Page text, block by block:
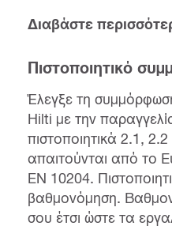
Διαβάστε
Πιστοποιητικό
Έλεγξε τη
Hilti με την
πιστοποιητικά 2.1,
απαιτούνται από το
EN 10204.
βαθμονόμηση.
σου έτσι ώστε τα